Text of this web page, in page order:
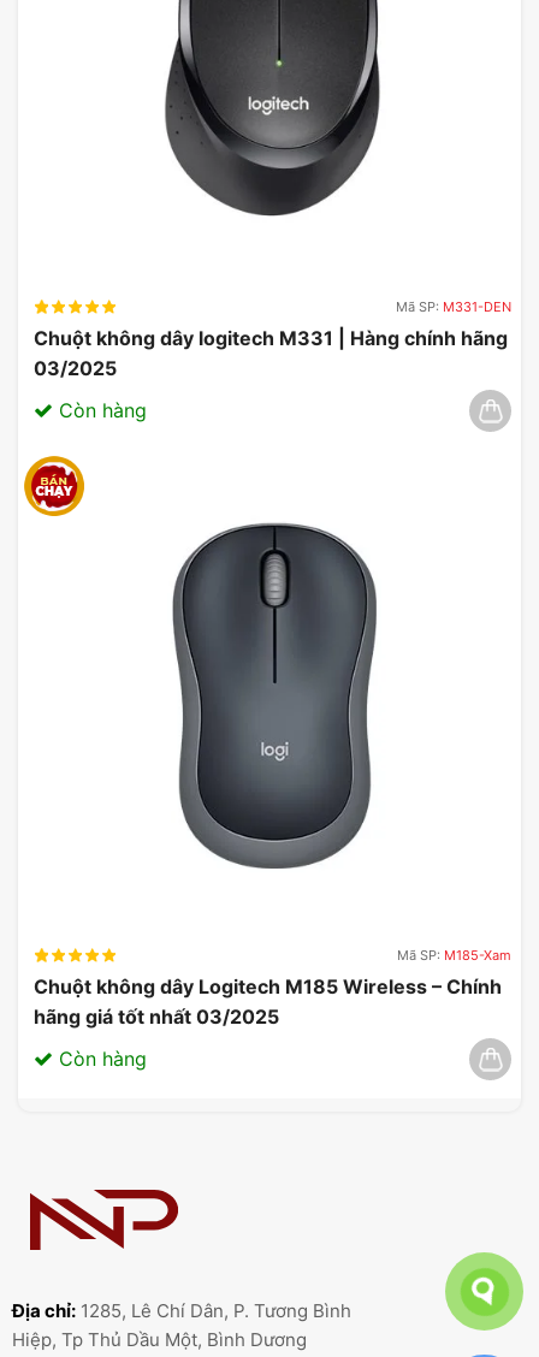
Mã SP: M331-DEN
Chuột không dây logitech M331 | Hàng chính hãng
03/2025
Còn hàng
Mã SP: M185-Xam
Chuột không dây Logitech M185 Wireless – Chính
hãng giá tốt nhất 03/2025
Còn hàng
Địa chỉ: 1285, Lê Chí Dân, P. Tương Bình
Hiệp, Tp Thủ Dầu Một, Bình Dương